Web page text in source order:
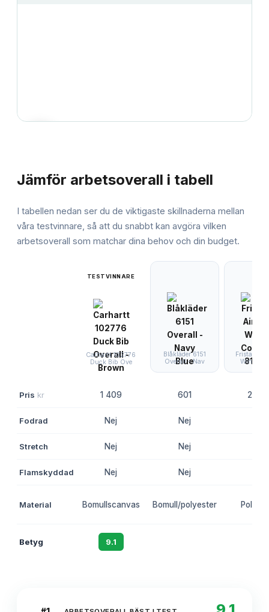
Jämför arbetsoverall i tabell
I tabellen nedan ser du de viktigaste skillnaderna mellan
våra testvinnare, så att du snabbt kan avgöra vilken
arbetsoverall som matchar dina behov och din budget.
TESTVINNARE
Carhartt 102776
Duck Bib Ove
Blåkläder 6151
Overall - Nav
Fristads
Winter
Pris kr 1 409 601 2 239
Fodrad Nej Nej
Stretch Nej Nej
Flamskyddad Nej Nej
Material Bomullscanvas Bomull/polyester
Betyg 9.1